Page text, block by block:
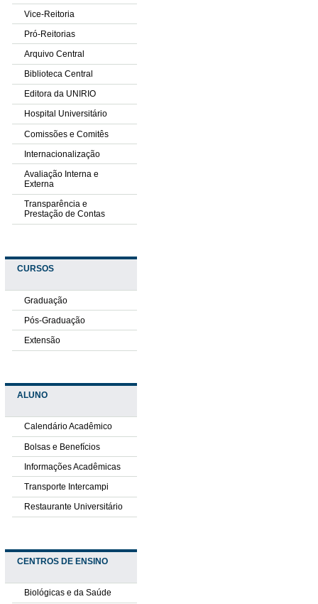
Vice-Reitoria
Pró-Reitorias
Arquivo Central
Biblioteca Central
Editora da UNIRIO
Hospital Universitário
Comissões e Comitês
Internacionalização
Avaliação Interna e
Externa
Transparência e
Prestação de Contas
CURSOS
Graduação
Pós-Graduação
Extensão
ALUNO
Calendário Acadêmico
Bolsas e Benefícios
Informações Acadêmicas
Transporte Intercampi
Restaurante Universitário
CENTROS DE ENSINO
Biológicas e da Saúde